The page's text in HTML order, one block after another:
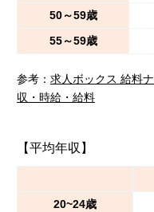
50～59歳
55～59歳
参考： 求人ボックス 給料
収・時給・給料
【平均年収】
20~24歳